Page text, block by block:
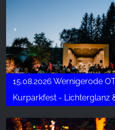
15.08.2026 Wernigerode
Kurparkfest - Lichterglanz & Jazz